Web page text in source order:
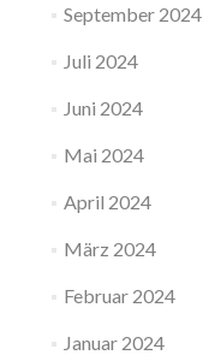
September 2024
Juli 2024
Juni 2024
Mai 2024
April 2024
März 2024
Februar 2024
Januar 2024